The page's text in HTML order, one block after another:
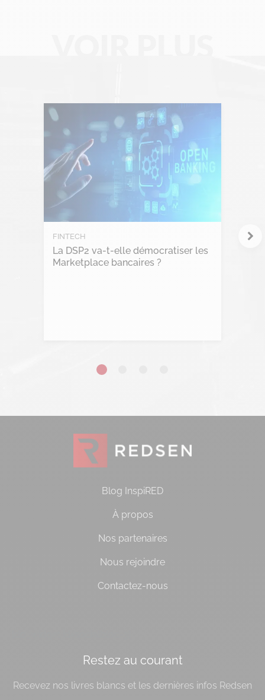
FINTECH
La DSP2 va-t-elle démocratiser les
Marketplace bancaires ?
Blog InspiRED
À propos
Nos partenaires
Nous rejoindre
Contactez-nous
Restez au courant
Recevez nos livres blancs et les dernières infos Redsen